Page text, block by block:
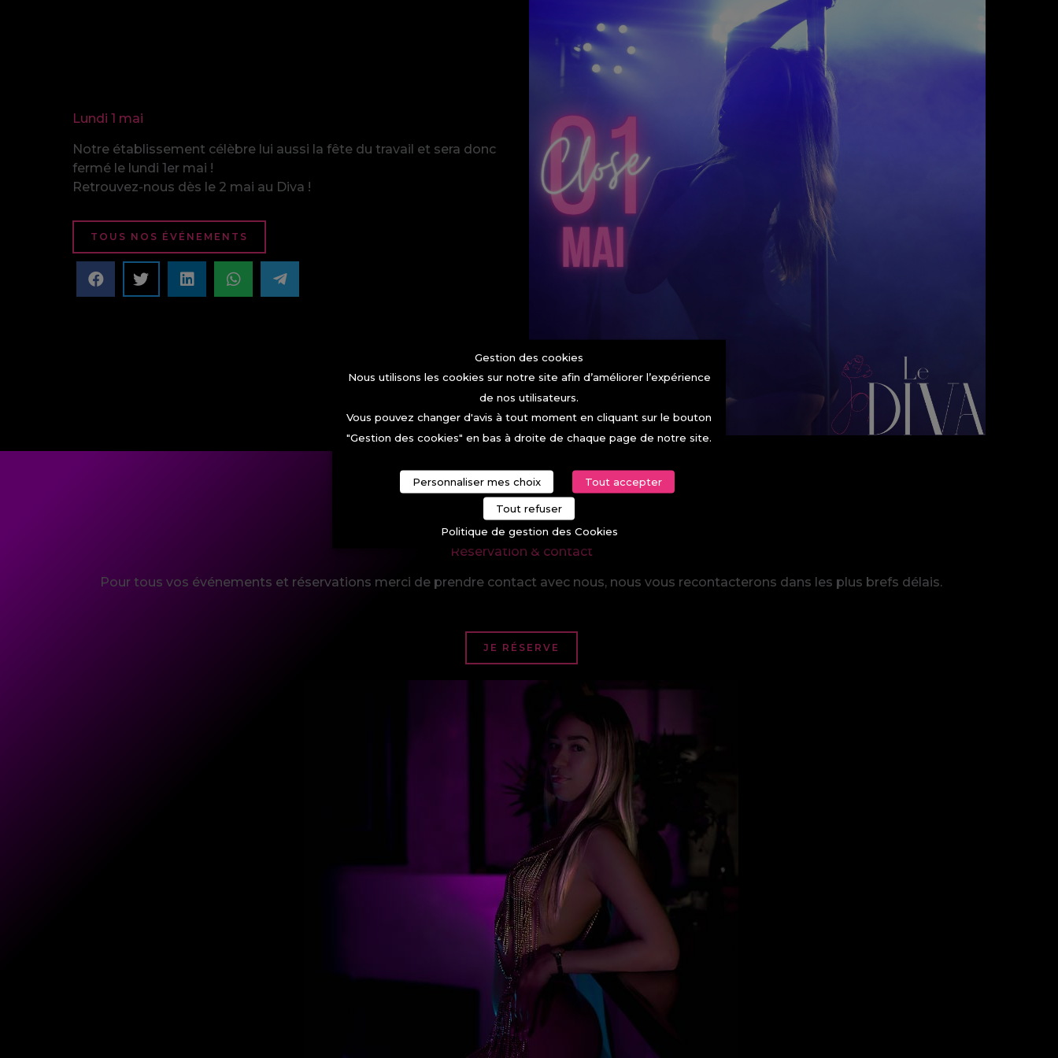
Lundi 1 mai
Notre établissement célèbre lui aussi la fête du travail et sera donc
fermé le lundi 1er mai !
Retrouvez-nous dès le 2 mai au Diva !
TOUS NOS ÉVÉNEMENTS
Réservation & contact
Pour tous vos événements et réservations merci de prendre contact avec nous, nous vous recontacterons dans les plus brefs délais.
JE RÉSERVE
Gestion des cookies
Nous utilisons les cookies sur notre site afin d’améliorer l’expérience
de nos utilisateurs.
Vous pouvez changer d'avis à tout moment en cliquant sur le bouton
"Gestion des cookies" en bas à droite de chaque page de notre site.
Personnaliser mes choix Tout accepter
Tout refuser
Politique de gestion des Cookies